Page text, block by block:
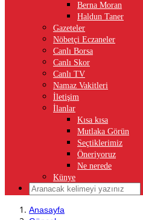
Berna Moran
Haldun Taner
Gazeteler
Nöbetçi Eczaneler
Canlı Borsa
Canlı Skor
Canlı TV
Namaz Vakitleri
İletişim
İlanlar
Kısa kısa
Mutlaka Görün
Seçtiklerimiz
Öneriyoruz
Ne nerede
Künye
Anasayfa